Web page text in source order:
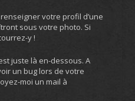
votre profil d’une
sous votre photo. Si
y !
juste là en-dessous. A
un bug lors de votre
moi un mail à